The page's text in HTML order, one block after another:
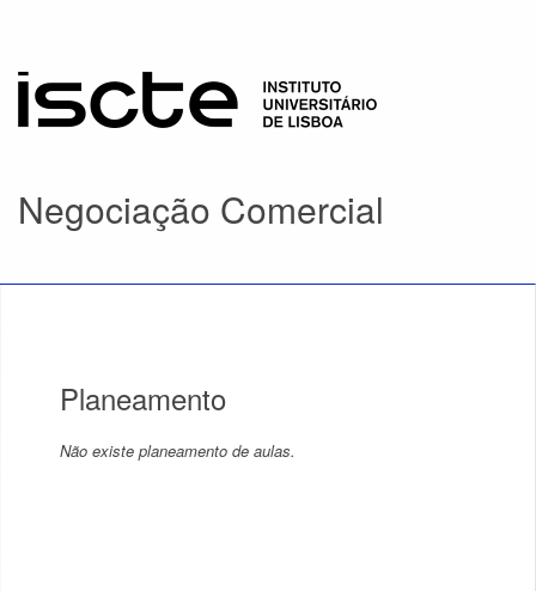
Negociação Comercial
Planeamento
Não existe planeamento de aulas.